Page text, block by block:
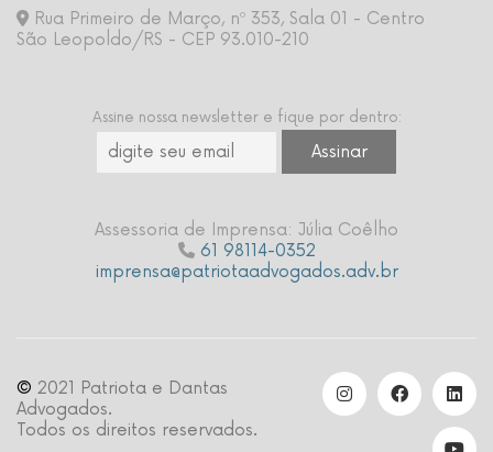
Rua Primeiro de Março, nº 353, Sala 01 - Centro
São Leopoldo/RS - CEP 93.010-210
Assine nossa newsletter e fique por dentro:
Assessoria de Imprensa: Júlia Coêlho
61 98114-0352
imprensa@patriotaadvogados.adv.br
© 2021 Patriota e Dantas
Advogados.
Todos os direitos reservados.